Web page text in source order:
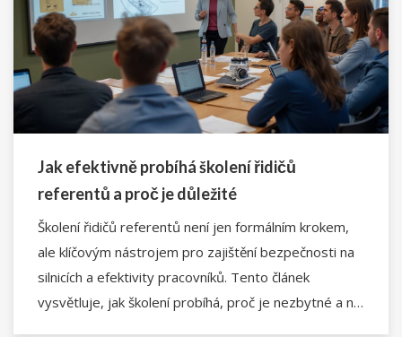
Jak efektivně probíhá školení řidičů
referentů a proč je důležité
Školení řidičů referentů není jen formálním krokem,
ale klíčovým nástrojem pro zajištění bezpečnosti na
silnicích a efektivity pracovníků. Tento článek
vysvětluje, jak školení probíhá, proč je nezbytné a na